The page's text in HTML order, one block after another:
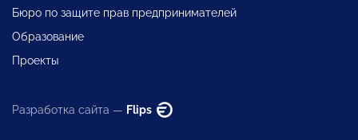
Бюро по защите прав предпринимателей
Образование
Проекты
Разработка сайта — Flips